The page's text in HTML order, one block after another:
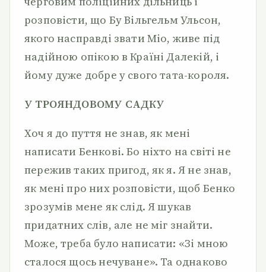
розповісти, що Бу Вільгельм Ульсон,
якого насправді звати Mio, живе під
надійною опікою в Країні Далекій, і
йому дуже добре у свого тата-короля.
У ТРОЯНДОВОМУ САДКУ
Хоч я до пуття не знав, як мені
написати Бенкові. Бо ніхто на світі не
пережив таких пригод, як я. Я не знав,
як мені про них розповісти, щоб Бенко
зрозумів мене як слід. Я шукав
придатних слів, але не міг знайти.
Може, треба було написати: «Зі мною
сталося щось нечуване». Та однаково